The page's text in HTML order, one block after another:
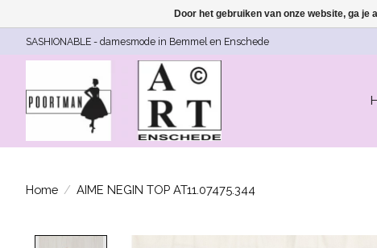
SASHIONABLE - damesmode in Bemmel en Enschede
Home / AIME NEGIN TOP AT11.07475.344
Door het gebruiken van onze website, ga